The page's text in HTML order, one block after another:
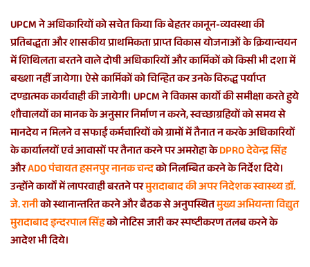
UPCM ने अधिकारियों को सचेत किया कि बेहतर कानून-व्यवस्था की
प्रतिबद्धता और शासकीय प्राथमिकता प्राप्त विकास योजनाओं के क्रियान्वयन
में शिथिलता बरतने वाले दोषी अधिकारियों और कार्मिकों को किसी भी दशा में
बख्शा नहीं जायेगा। ऐसे कार्मिकों को चिन्हित कर उनके विरुद्ध पर्याप्त
दण्डात्मक कार्यवाही की जायेगी। UPCM ने विकास कार्यो की समीक्षा करते हुये
शौचालयों का मानक के अनुसार निर्माण न करने, स्वच्छाग्रहियों को समय से
मानदेय न मिलने व सफाई कर्मचारियों को ग्रामों में तैनात न करके अधिकारियों
के कार्यालयों एवं आवासों पर तैनात करने पर अमरोहा केDPRO देवेन्द्र सिंह
औरADO पंचायत हसनपुर नानक चन्दको निलम्बित करने के निर्देश दिये।
उन्होंने कार्याें में लापरवाही बरतने परमुरादाबाद की अपर निदेशक स्वास्थ्य डाॅ.
जे. रानीको स्थानान्तरित करने और बैठक से अनुपस्थितमुख्य अभियन्ता विद्युत
मुरादाबाद इन्दरपाल सिंहको नोटिस जारी कर स्पष्टीकरण तलब करने के
आदेश भी दिये।